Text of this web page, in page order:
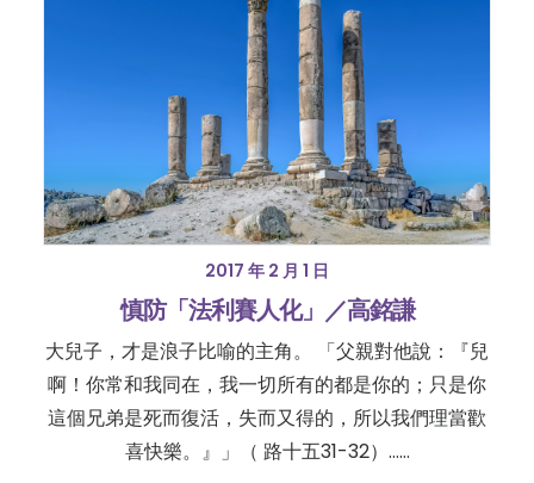
2017 年 2 月 1 日
慎防「法利賽人化」／高銘謙
大兒子，才是浪子比喻的主角。 「父親對他說：『兒
啊！你常和我同在，我一切所有的都是你的；只是你
這個兄弟是死而復活，失而又得的，所以我們理當歡
喜快樂。』」（ 路十五31-32）……